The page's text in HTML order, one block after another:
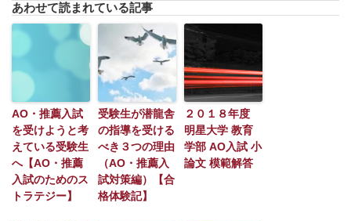
あわせて読まれている記事
AO・推薦入試
を受けようと考
えている受験生
へ【AO・推薦
入試のためのス
トラテジー】
受験生が潜龍舎
の指導を受ける
べき３つの理由
（AO・推薦入
試対策編）【合
格体験記】
２０１８年度
明星大学 教育
学部 AO入試 小
論文 模範解答